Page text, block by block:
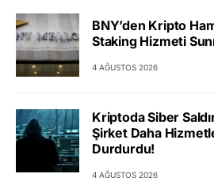
BNY’den Kripto
Staking Hizmeti
4 AĞUSTOS 2026
Kriptoda Siber
Şirket Daha
Durdurdu!
4 AĞUSTOS 2026